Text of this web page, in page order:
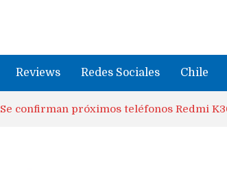
Reviews Redes Sociales Chile
Se confirman próximos teléfonos Redmi